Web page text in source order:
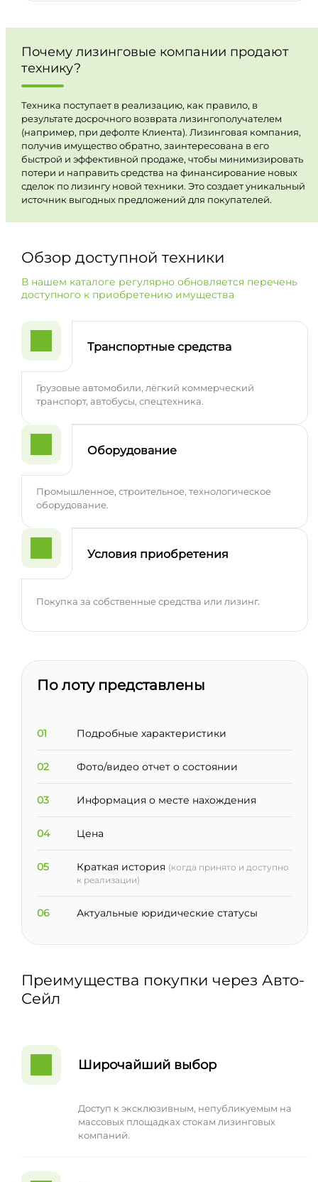
Почему лизинговые компании продают
технику?
Техника поступает в реализацию, как правило, в
результате досрочного возврата лизингополучателем
(например, при дефолте Клиента). Лизинговая компания,
получив имущество обратно, заинтересована в его
быстрой и эффективной продаже, чтобы минимизировать
потери и направить средства на финансирование новых
сделок по лизингу новой техники. Это создает уникальный
источник выгодных предложений для покупателей.
Обзор доступной техники
В нашем каталоге регулярно обновляется перечень
доступного к приобретению имущества
Транспортные средства
Грузовые автомобили, лёгкий коммерческий
транспорт, автобусы, спецтехника.
Оборудование
Промышленное, строительное, технологическое
оборудование.
Условия приобретения
Покупка за собственные средства или лизинг.
По лоту представлены
01 Подробные характеристики
02 Фото/видео отчет о состоянии
03 Информация о месте нахождения
04 Цена
05 Краткая история (когда принято и доступно
к реализации)
06 Актуальные юридические статусы
Преимущества покупки через Авто-
Сейл
Широчайший выбор
Доступ к эксклюзивным, непубликуемым на
массовых площадках стокам лизинговых
компаний.